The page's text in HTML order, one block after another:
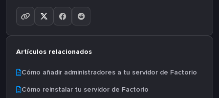
Artículos relacionados
Cómo añadir administradores a tu servidor de Factorio
Cómo reinstalar tu servidor de Factorio